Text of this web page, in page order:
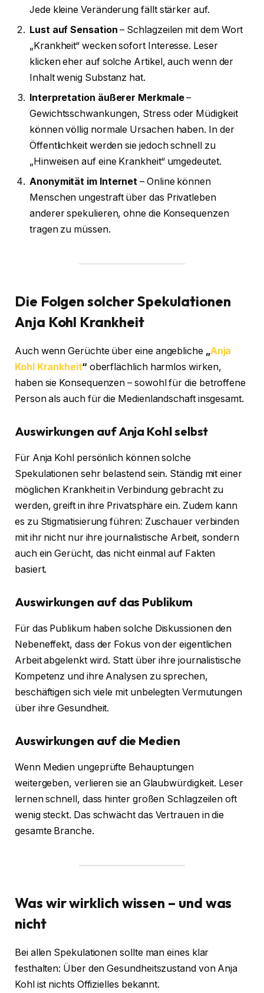
Jede kleine Veränderung fällt stärker auf.
Lust auf Sensation – Schlagzeilen mit dem Wort
„Krankheit“ wecken sofort Interesse. Leser
klicken eher auf solche Artikel, auch wenn der
Inhalt wenig Substanz hat.
Interpretation äußerer Merkmale–
Gewichtsschwankungen, Stress oder Müdigkeit
können völlig normale Ursachen haben. In der
Öffentlichkeit werden sie jedoch schnell zu
„Hinweisen auf eine Krankheit“ umgedeutet.
Anonymität im Internet – Online können
Menschen ungestraft über das Privatleben
anderer spekulieren, ohne die Konsequenzen
tragen zu müssen.
Die Folgen solcher Spekulationen
Anja Kohl Krankheit
Auch wenn Gerüchte über eine angebliche „Anja
Kohl Krankheit“ oberflächlich harmlos wirken,
haben sie Konsequenzen – sowohl für die betroffene
Person als auch für die Medienlandschaft insgesamt.
Auswirkungen auf Anja Kohl selbst
Für Anja Kohl persönlich können solche
Spekulationen sehr belastend sein. Ständig mit einer
möglichen Krankheit in Verbindung gebracht zu
werden, greift in ihre Privatsphäre ein. Zudem kann
es zu Stigmatisierung führen: Zuschauer verbinden
mit ihr nicht nur ihre journalistische Arbeit, sondern
auch ein Gerücht, das nicht einmal auf Fakten
basiert.
Auswirkungen auf das Publikum
Für das Publikum haben solche Diskussionen den
Nebeneffekt, dass der Fokus von der eigentlichen
Arbeit abgelenkt wird. Statt über ihre journalistische
Kompetenz und ihre Analysen zu sprechen,
beschäftigen sich viele mit unbelegten Vermutungen
über ihre Gesundheit.
Auswirkungen auf die Medien
Wenn Medien ungeprüfte Behauptungen
weitergeben, verlieren sie an Glaubwürdigkeit. Leser
lernen schnell, dass hinter großen Schlagzeilen oft
wenig steckt. Das schwächt das Vertrauen in die
gesamte Branche.
Was wir wirklich wissen – und was
nicht
Bei allen Spekulationen sollte man eines klar
festhalten: Über den Gesundheitszustand von Anja
Kohl ist nichts Offizielles bekannt.